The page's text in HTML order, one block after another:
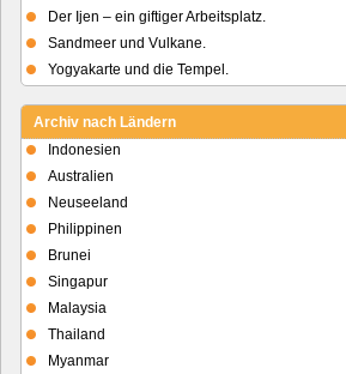
Der Ijen – ein giftiger Arbeitsplatz.
Sandmeer und Vulkane.
Yogyakarte und die Tempel.
Archiv nach Ländern
Indonesien
Australien
Neuseeland
Philippinen
Brunei
Singapur
Malaysia
Thailand
Myanmar